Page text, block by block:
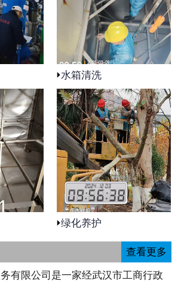
水箱清洗
绿化养护
查看更多
有限公司是一家经武汉市工商行政